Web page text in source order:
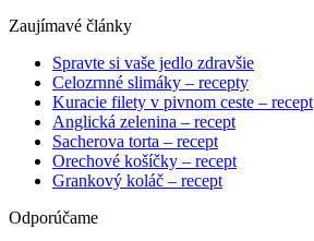
Zaujímavé články
Spravte si vaše jedlo zdravšie
Celozrnné slimáky – recepty
Kuracie filety v pivnom ceste – recept
Anglická zelenina – recept
Sacherova torta – recept
Orechové košíčky – recept
Grankový koláč – recept
Odporúčame